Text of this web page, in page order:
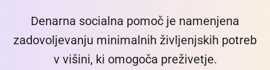
Denarna socialna pomoč je namenjena
zadovoljevanju minimalnih življenjskih potreb
v višini, ki omogoča preživetje.